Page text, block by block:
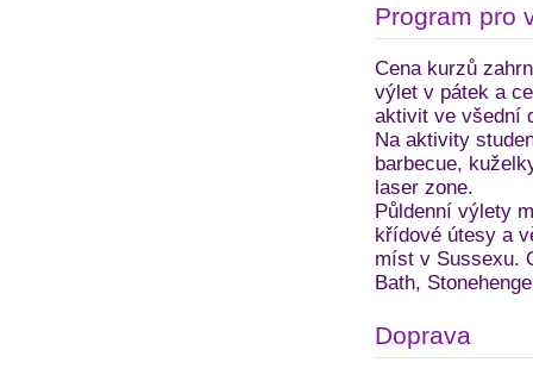
Program pro
Cena kurzů
výlet v pátek a
aktivit ve všední
Na aktivity
barbecue,
laser zone.
Půldenní výlety
křídové útesy a
míst v Sussexu.
Bath,
Doprava